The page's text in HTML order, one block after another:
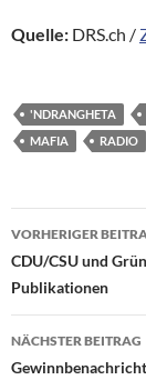
Quelle: DRS.ch /
'NDRANGHETA
MAFIA
RADIO
VORHERIGER
CDU/CSU und
Publikationen
NÄCHSTER BEITRAG